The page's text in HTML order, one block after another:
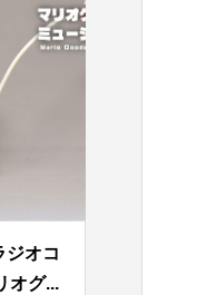
ジオコ
オグ...